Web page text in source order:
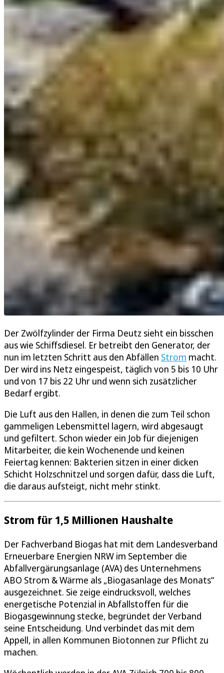
Der Zwölfzylinder der Firma Deutz sieht ein bisschen
aus wie Schiffsdiesel. Er betreibt den Generator, der
nun im letzten Schritt aus den Abfällen Strom macht.
Der wird ins Netz eingespeist, täglich von 5 bis 10 Uhr
und von 17 bis 22 Uhr und wenn sich zusätzlicher
Bedarf ergibt.
Die Luft aus den Hallen, in denen die zum Teil schon
gammeligen Lebensmittel lagern, wird abgesaugt
und gefiltert. Schon wieder ein Job für diejenigen
Mitarbeiter, die kein Wochenende und keinen
Feiertag kennen: Bakterien sitzen in einer dicken
Schicht Holzschnitzel und sorgen dafür, dass die Luft,
die daraus aufsteigt, nicht mehr stinkt.
Strom für 1,5 Millionen Haushalte
Der Fachverband Biogas hat mit dem Landesverband
Erneuerbare Energien NRW im September die
Abfallvergärungsanlage (AVA) des Unternehmens
ABO Strom & Wärme als „Biogasanlage des Monats“
ausgezeichnet. Sie zeige eindrucksvoll, welches
energetische Potenzial in Abfallstoffen für die
Biogasgewinnung stecke, begründet der Verband
seine Entscheidung. Und verbindet das mit dem
Appell, in allen Kommunen Biotonnen zur Pflicht zu
machen.